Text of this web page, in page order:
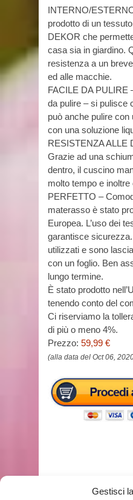
Gestisci
INTERNO/
prodotto di un
DEKOR che
casa sia in giardino.
resistenza a un
ed alle macchie.
FACILE DA PULIRE
da pulire – si pulisce
può anche pulire con
con una soluzione
RESISTENZA ALLE
Grazie ad una
dentro, il cuscino
molto tempo e
PERFETTO –
materasso è stato
Europea. L’uso dei
garantisce
utilizzati e sono
con un foglio. Ben
lungo termine.
È stato prodotto
tenendo conto del
Ci riserviamo la
di più o meno 4%.
Prezzo: 59,99 €
(alla data del Oct 06,
DONDOLO DA